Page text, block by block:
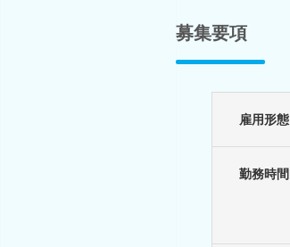
募集要項
雇用形態
勤務時間